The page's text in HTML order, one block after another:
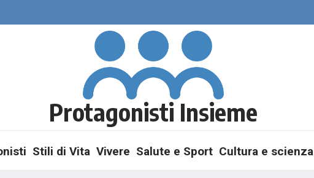
Protagonisti Insieme
Stili di Vita Vivere Salute e Sport Cultura e scienza